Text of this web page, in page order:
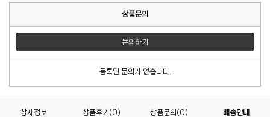
상품문의
문의하기
등록된 문의가 없습니다.
상세정보 상품후기(0) 상품문의(0) 배송안내